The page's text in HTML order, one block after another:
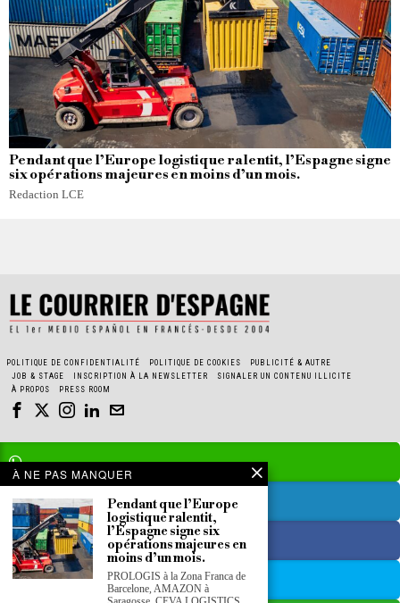
Pendant que l’Europe logistique ralentit, l’Espagne signe
six opérations majeures en moins d’un mois.
Redaction LCE
POLITIQUE DE CONFIDENTIALITÉ POLITIQUE DE COOKIES
PUBLICITÉ & AUTRE
JOB & STAGE
INSCRIPTION À LA NEWSLETTER
SIGNALER UN CONTENU ILLICITE
À PROPOS
PRESS ROOM
À NE PAS MANQUER
Pendant que l’Europe
logistique ralentit,
l’Espagne signe six
opérations majeures en
moins d’un mois.
PROLOGIS à la Zona Franca de
Barcelone, AMAZON à